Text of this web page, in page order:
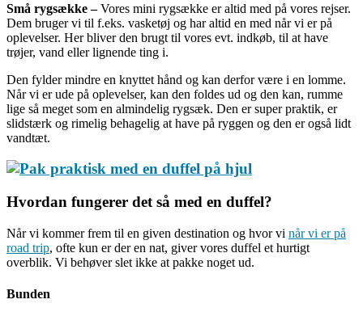
Små rygsække –Vores mini rygsække er altid med på vores rejser.
Dem bruger vi til f.eks. vasketøj og har altid en med når vi er på
oplevelser. Her bliver den brugt til vores evt. indkøb, til at have
trøjer, vand eller lignende ting i.
Den fylder mindre en knyttet hånd og kan derfor være i en lomme.
Når vi er ude på oplevelser, kan den foldes ud og den kan, rumme
lige så meget som en almindelig rygsæk. Den er super praktik, er
slidstærk og rimelig behagelig at have på ryggen og den er også lidt
vandtæt.
Hvordan fungerer det så med en duffel?
Når vi kommer frem til en given destination og hvor vi når vi er på
road trip, ofte kun er der en nat, giver vores duffel et hurtigt
overblik. Vi behøver slet ikke at pakke noget ud.
Bunden